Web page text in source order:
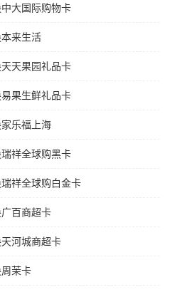
大国际购物卡
来生活
天果园礼品卡
果生鲜礼品卡
乐福上海
祥全球购黑卡
祥全球购白金卡
百商超卡
河城商超卡
茉卡